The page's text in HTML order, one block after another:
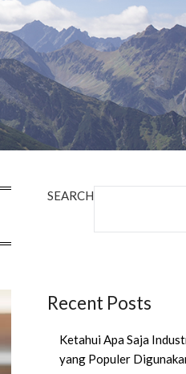
SEARCH
Recent Posts
Ketahui Apa Saja
yang Populer